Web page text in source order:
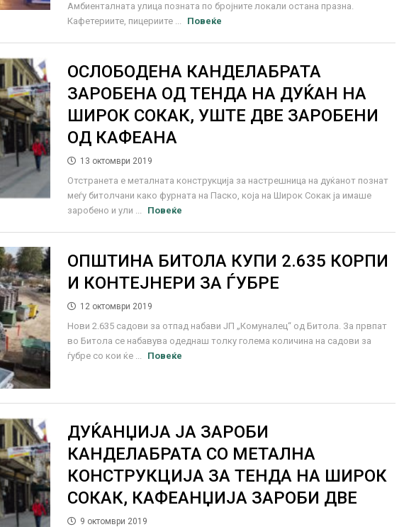
Амбиенталната улица позната по бројните локали остана празна.
Кафетериите, пицериите ...
Повеќе
ОСЛОБОДЕНА КАНДЕЛАБРАТА
ЗАРОБЕНА ОД ТЕНДА НА ДУЌАН НА
ШИРОК СОКАК, УШТЕ ДВЕ ЗАРОБЕНИ
ОД КАФЕАНА
13 октомври 2019
Отстранета е металната конструкција за настрешница на дуќанот познат
меѓу битолчани како фурната на Паско, која на Широк Сокак ја имаше
заробено и ули ...
Повеќе
ОПШТИНА БИТОЛА КУПИ 2.635 КОРПИ
И КОНТЕЈНЕРИ ЗА ЃУБРЕ
12 октомври 2019
Нови 2.635 садови за отпад набави ЈП „Комуналец“ од Битола. За првпат
во Битола се набавува одеднаш толку голема количина на садови за
ѓубре со кои ќе ...
Повеќе
ДУЌАНЏИЈА ЈА ЗАРОБИ
КАНДЕЛАБРАТА СО МЕТАЛНА
КОНСТРУКЦИЈА ЗА ТЕНДА НА ШИРОК
СОКАК, КАФЕАНЏИЈА ЗАРОБИ ДВЕ
9 октомври 2019